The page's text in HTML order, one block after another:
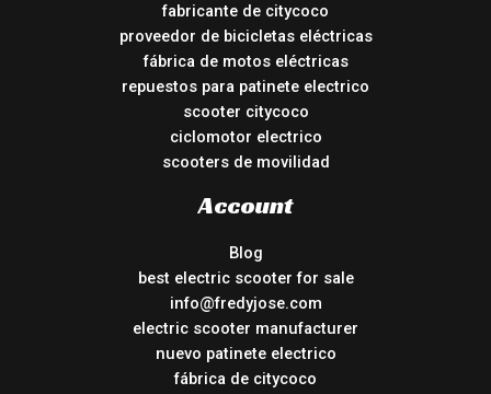
fabricante de citycoco
proveedor de bicicletas eléctricas
fábrica de motos eléctricas
repuestos para patinete electrico
scooter citycoco
ciclomotor electrico
scooters de movilidad
Account
Blog
best electric scooter for sale
info@fredyjose.com
electric scooter manufacturer
nuevo patinete electrico
fábrica de citycoco